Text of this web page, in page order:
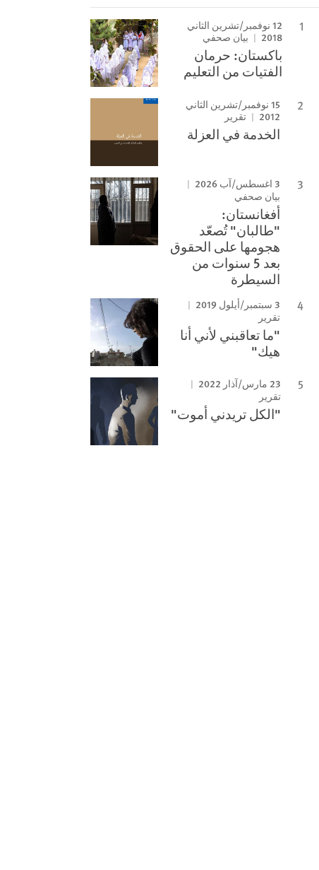
12 نوفمبر/تشرين الثاني
2018
بيان صحفي
باكستان: حرمان
الفتيات من التعليم
15 نوفمبر/تشرين الثاني
2012
تقرير
الخدمة في العزلة
3 اغسطس/آب 2026
بيان صحفي
أفغانستان:
"طالبان" تُصعّد
هجومها على الحقوق
بعد 5 سنوات من
السيطرة
3 سبتمبر/أيلول 2019
تقرير
"ما تعاقبني لأني أنا
هيك"
23 مارس/آذار 2022
تقرير
"الكل تريدني أموت"